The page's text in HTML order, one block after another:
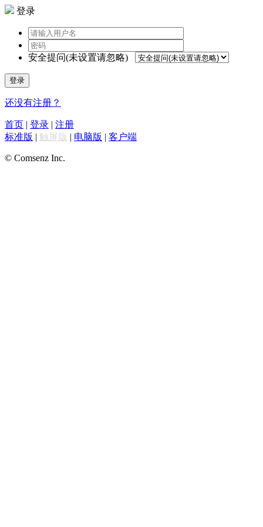
登录
安全提问(未设置请忽略)
登录
还没有注册？
首页 | 登录 | 注册
标准版 | 触屏版 | 电脑版 | 客户端
© Comsenz Inc.